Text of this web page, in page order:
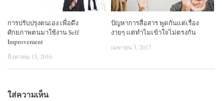
การปรับปรุงตนเอง เพื่อดึง
ศักยภาพตนมาใช้งาน Self
Improvement
สิงหาคม 13, 2016
ปัญหาการสื่อสาร พูดกันแต่เรื่อง
ง่ายๆ แต่ทำไมเข้าใจไม่ตรงกัน
เมษายน 3, 2017
ใส่ความเห็น